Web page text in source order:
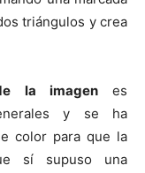
triángulos y crea
la imagenes
y se ha
color para que la
sí supuso una